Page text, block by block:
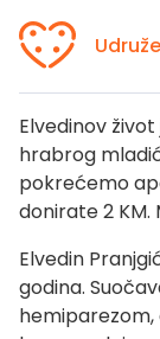
Elvedinov
hrabrog
pokrećemo
donirate 2 KM.
Elvedin
godina.